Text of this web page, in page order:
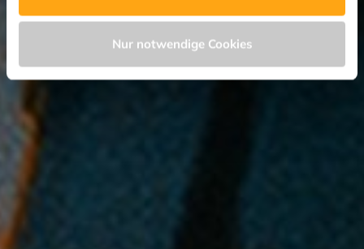
Nur notwendige Cookies